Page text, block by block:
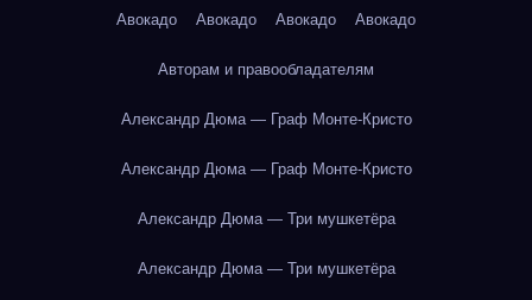
Авокадо Авокадо Авокадо Авокадо
Авторам и правообладателям
Александр Дюма — Граф Монте-Кристо
Александр Дюма — Граф Монте-Кристо
Александр Дюма — Три мушкетёра
Александр Дюма — Три мушкетёра